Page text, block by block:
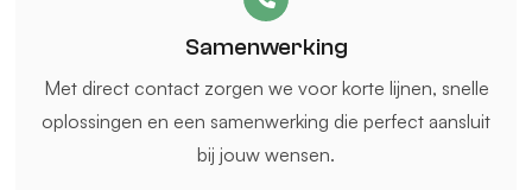
Samenwerking
Met direct contact zorgen we voor korte lijnen, snelle
oplossingen en een samenwerking die perfect aansluit
bij jouw wensen.